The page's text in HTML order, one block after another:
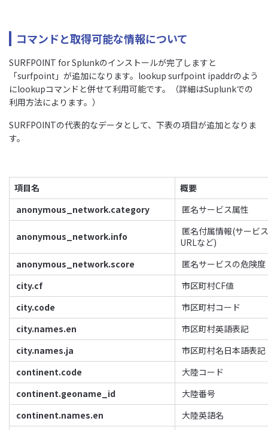
コマンドと取得可能な情報について
SURFPOINT for Splunkのインストールが完了しますと
「surfpoint」が追加になります。lookup surfpoint ipaddrのよう
にlookupコマンドと併せて利用可能です。（詳細はSuplunkでの
利用方法によります。）
SURFPOINTの代表的なデータとして、下表の項目が追加となりま
す。
項目名
概要
anonymous_network.category
匿名サービス属性
anonymous_network.info
匿名付属情報(サービス
URLなど)
anonymous_network.score
匿名サービスの危険度
city.cf
市区町村CF値
city.code
市区町村コード
city.names.en
市区町村英語表記
city.names.ja
市区町村名日本語表記
continent.code
大陸コード
continent.geoname_id
大陸番号
continent.names.en
大陸英語名